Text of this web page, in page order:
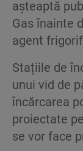
așteaptă
Gas înainte
agent
Stațiile de
unui vid de
încărcarea
proiectate
se vor face